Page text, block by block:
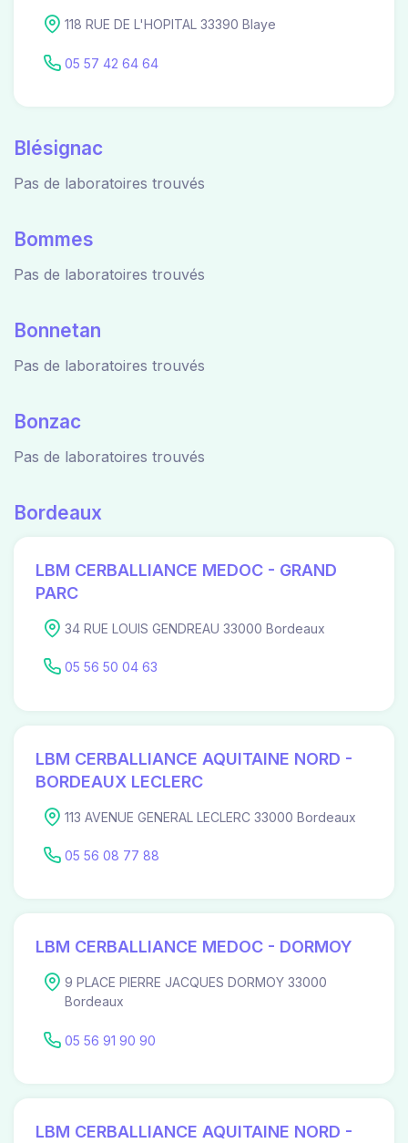
118 RUE DE L'HOPITAL 33390 Blaye
05 57 42 64 64
Blésignac
Pas de laboratoires trouvés
Bommes
Pas de laboratoires trouvés
Bonnetan
Pas de laboratoires trouvés
Bonzac
Pas de laboratoires trouvés
Bordeaux
LBM CERBALLIANCE MEDOC - GRAND
PARC
34 RUE LOUIS GENDREAU 33000 Bordeaux
05 56 50 04 63
LBM CERBALLIANCE AQUITAINE NORD -
BORDEAUX LECLERC
113 AVENUE GENERAL LECLERC 33000 Bordeaux
05 56 08 77 88
LBM CERBALLIANCE MEDOC - DORMOY
9 PLACE PIERRE JACQUES DORMOY 33000
Bordeaux
05 56 91 90 90
LBM CERBALLIANCE AQUITAINE NORD -